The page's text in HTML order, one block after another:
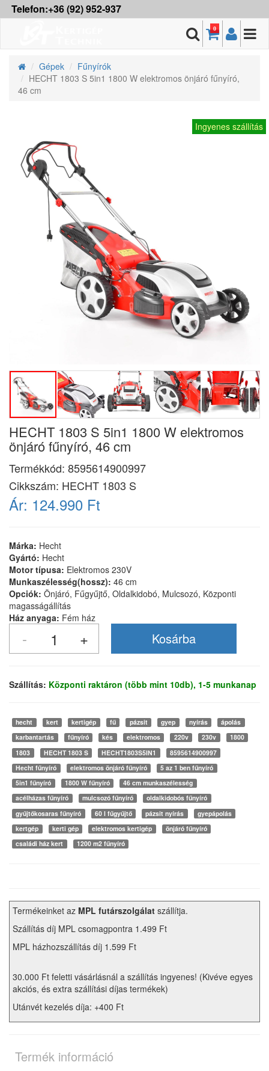
Telefon:+36 (92) 952-937
0
Gépek
Fűnyírók
HECHT 1803 S 5in1 1800 W elektromos önjáró fűnyíró,
46 cm
Ingyenes szállítás
HECHT 1803 S 5in1 1800 W elektromos
önjáró fűnyíró, 46 cm
Termékkód: 8595614900997
Cikkszám: HECHT 1803 S
Ár: 124.990 Ft
Márka: Hecht
Gyártó: Hecht
Motor típusa: Elektromos 230V
Munkaszélesség(hossz): 46 cm
Opciók: Önjáró, Fűgyűjtő, Oldalkidobó, Mulcsozó, Központi
magasságállítás
Ház anyaga: Fém ház
Szállítás: Központi raktáron (több mint 10db), 1-5 munkanap
hecht kert kertigép fű pázsit gyep nyírás
ápolás
karbantartás
fűnyíró kés elektromos 220v 230v
1800
1803
HECHT 1803 S HECHT1803S5IN1
8595614900997
Hecht fűnyíró
elektromos önjáró fűnyíró
5 az 1 ben fűnyíró
5in1 fűnyíró
1800 W fűnyíró
46 cm munkaszélesség
acélházas fűnyíró
mulcsozó fűnyíró
oldalkidobós fűnyíró
gyűjtőkosaras fűnyíró
60 l fűgyűjtő pázsit nyírás
gyepápolás
kertgép
kerti gép elektromos kertigép
önjáró fűnyíró
családi ház kert
1200 m2 fűnyíró
Termékeinket az MPL futárszolgálat szállítja.
Szállítás díj MPL csomagpontra 1.499 Ft
MPL házhozszállítás díj 1.599 Ft
30.000 Ft feletti vásárlásnál a szállítás ingyenes! (Kivéve egyes
akciós, és extra szállítási díjas termékek)
Utánvét kezelés díja: +400 Ft
Termék információ